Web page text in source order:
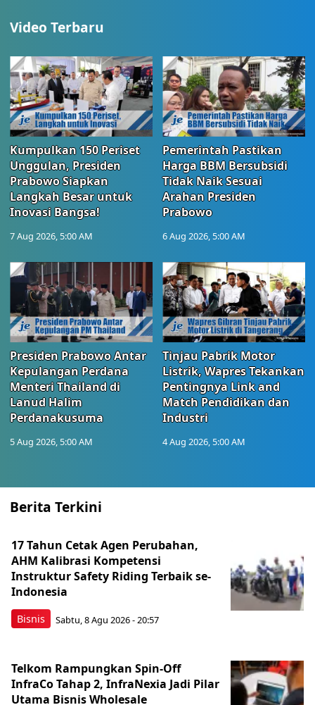
Video Terbaru
Kumpulkan 150 Periset
Unggulan, Presiden
Prabowo Siapkan
Langkah Besar untuk
Inovasi Bangsa!
7 Aug 2026, 5:00 AM
Pemerintah Pastikan
Harga BBM Bersubsidi
Tidak Naik Sesuai
Arahan Presiden
Prabowo
6 Aug 2026, 5:00 AM
Presiden Prabowo Antar
Kepulangan Perdana
Menteri Thailand di
Lanud Halim
Perdanakusuma
5 Aug 2026, 5:00 AM
Tinjau Pabrik Motor
Listrik, Wapres Tekankan
Pentingnya Link and
Match Pendidikan dan
Industri
4 Aug 2026, 5:00 AM
Berita Terkini
Bisnis
17 Tahun Cetak Agen Perubahan,
AHM Kalibrasi Kompetensi
Instruktur Safety Riding Terbaik se-
Indonesia
Sabtu, 8 Agu 2026 - 20:57
Telkom Rampungkan Spin-Off
InfraCo Tahap 2, InfraNexia Jadi Pilar
Utama Bisnis Wholesale